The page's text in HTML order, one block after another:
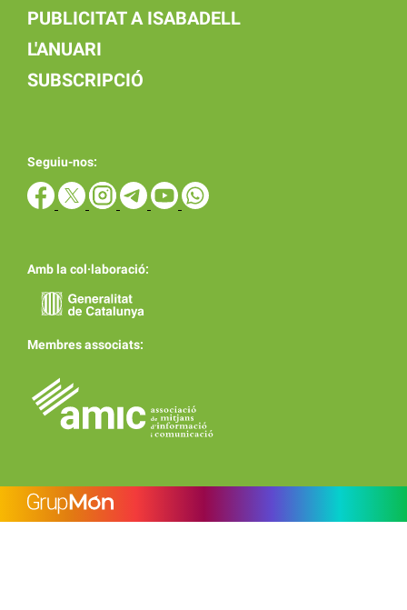
PUBLICITAT A ISABADELL
L'ANUARI
SUBSCRIPCIÓ
Seguiu-nos:
Amb la col·laboració:
Membres associats: